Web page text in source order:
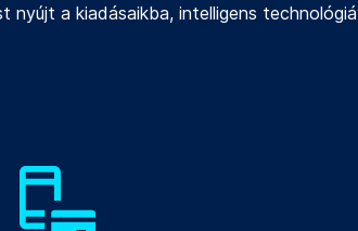
a kiadásaikba, intelligens